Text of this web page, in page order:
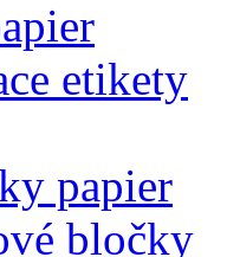
etikety
papier
bločky